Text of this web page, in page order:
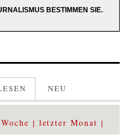
BESTIMMEN SIE.
NEU
letzter Monat